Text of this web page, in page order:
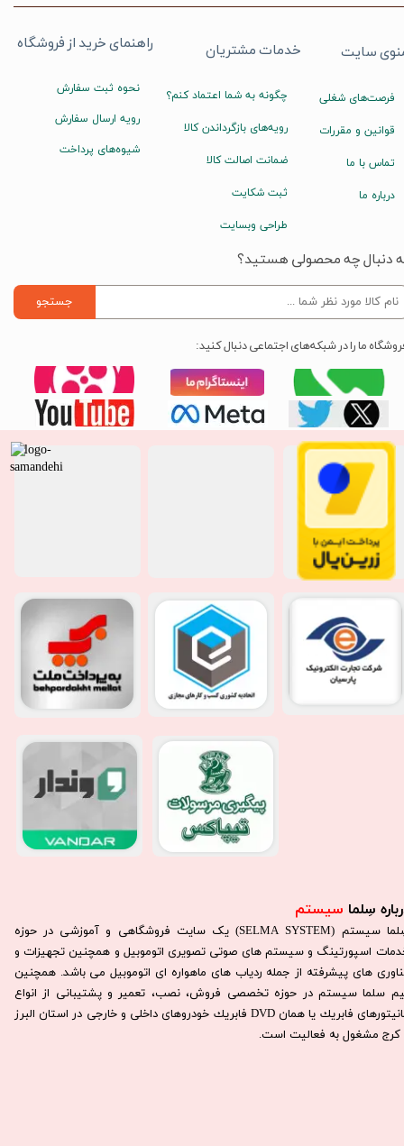
سِلما سیستم​​​​​​​
سِلما سيستم (SELMA SYSTEM) یک سایت فروشگاهی و آموزشی در حوزه
اسپورتینگ و سیستم های صوتی تصویری اتوموبیل و همچنین تجهیزات و
های پیشرفته از جمله ردیاب های ماهواره ای اتوموبیل می باشد. همچنين
سلما سيستم در حوزه تخصصی فروش، نصب، تعمير و پشتيبانی از انواع
مانيتورهای فابريك يا همان DVD فابريك خودروهای داخلی و خارجی در استان البرز
كرج مشغول به فعاليت است.​​​​​​​
راهنمای خرید از فروشگاه
نحوه ثبت سفارش
رویه ارسال سفارش
شیوه‌های پرداخت
خدمات مشتریان
چگونه به شما اعتماد کنم؟
رویه‌های بازگرداندن کالا
ضمانت اصالت کالا
ثبت شکایت
طراحی وبسایت
سایت
فرصت‌های شغلی
قوانین و مقررات
تماس با ما
درباره ما
دنبال چه محصولی هستید؟
جستجو
ما را در شبکه‌های اجتماعی دنبال کنید: